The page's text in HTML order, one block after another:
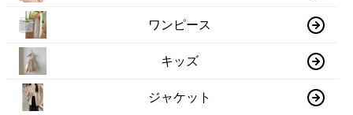
ワンピース
キッズ
ジャケット